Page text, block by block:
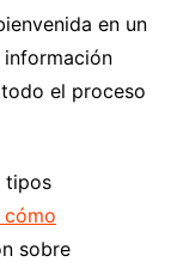
en un
información
el proceso
tipos
sobre